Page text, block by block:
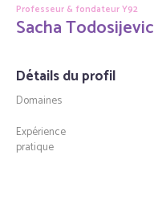
Professeur & fondateur Y92
Sacha Todosijevic
Détails du profil
Domaines
Expérience
pratique